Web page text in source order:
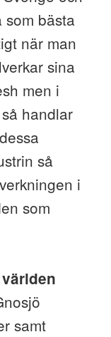
som bästa
när man
sina
men i
handlar
så
i
som
samt